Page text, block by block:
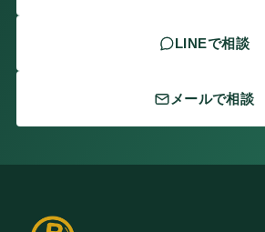
LINEで相談
メールで相談